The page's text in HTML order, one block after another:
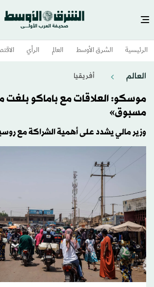
الرئيسية الشرق الأوسط​ العالم الرأي
العالم أفريقيا
موسكو: العلاقات مع باماكو
مسبوق»
وزير مالي يشدد على أهمية الشراكة مع